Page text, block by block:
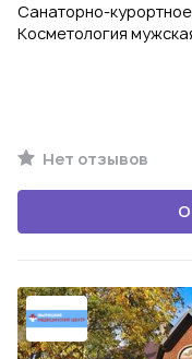
Санаторно-
Косметология
Нет отзывов